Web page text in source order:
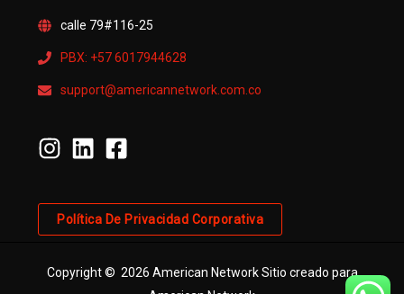
calle 79#116-25
PBX: +57 6017944628
support@americannetwork.com.co
Política De Privacidad Corporativa
Copyright © 2026 American Network Sitio creado para